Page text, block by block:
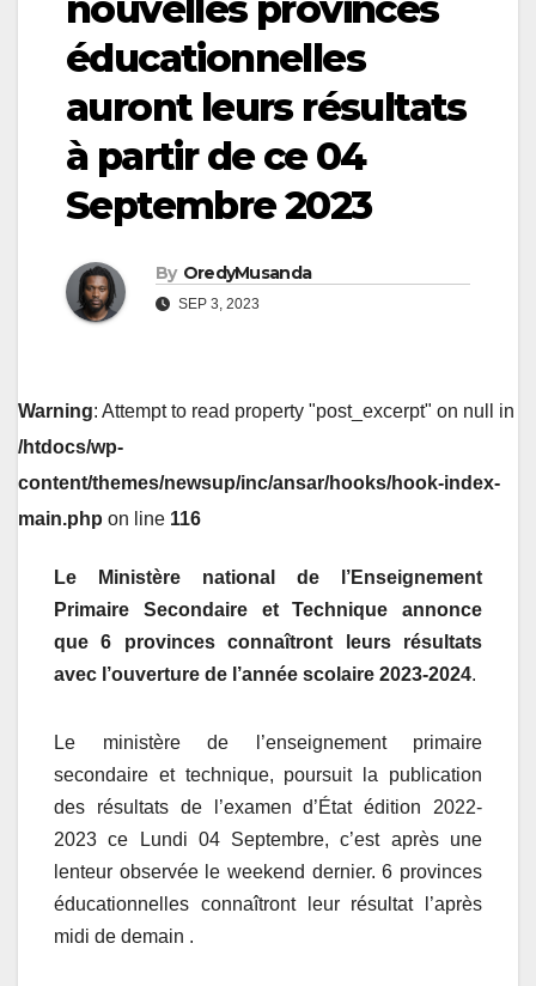
éducationnelles
auront leurs résultats
à partir de ce 04
Septembre 2023
By OredyMusanda
SEP 3, 2023
Warning: Attempt to read property "post_excerpt" on null in
/htdocs/wp-
content/themes/newsup/inc/ansar/hooks/hook-index-
main.php on line 116
Le Ministère national de l’Enseignement
Primaire Secondaire et Technique annonce
que6 provinces connaîtront leurs résultats
avec l’ouverture de l’année scolaire 2023-2024.
Le ministère de l’enseignement primaire
secondaire et technique, poursuit la publication
des résultats de l’examen d’État édition 2022-
2023 ce Lundi 04 Septembre, c’est après une
lenteur observée le weekend dernier. 6 provinces
éducationnelles connaîtront leur résultat l’après
midi de demain .